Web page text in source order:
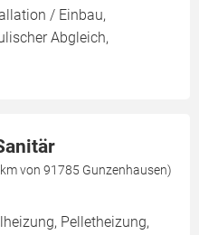
/ Einbau,
Abgleich,
von 91785 Gunzenhausen)
Pelletheizung,